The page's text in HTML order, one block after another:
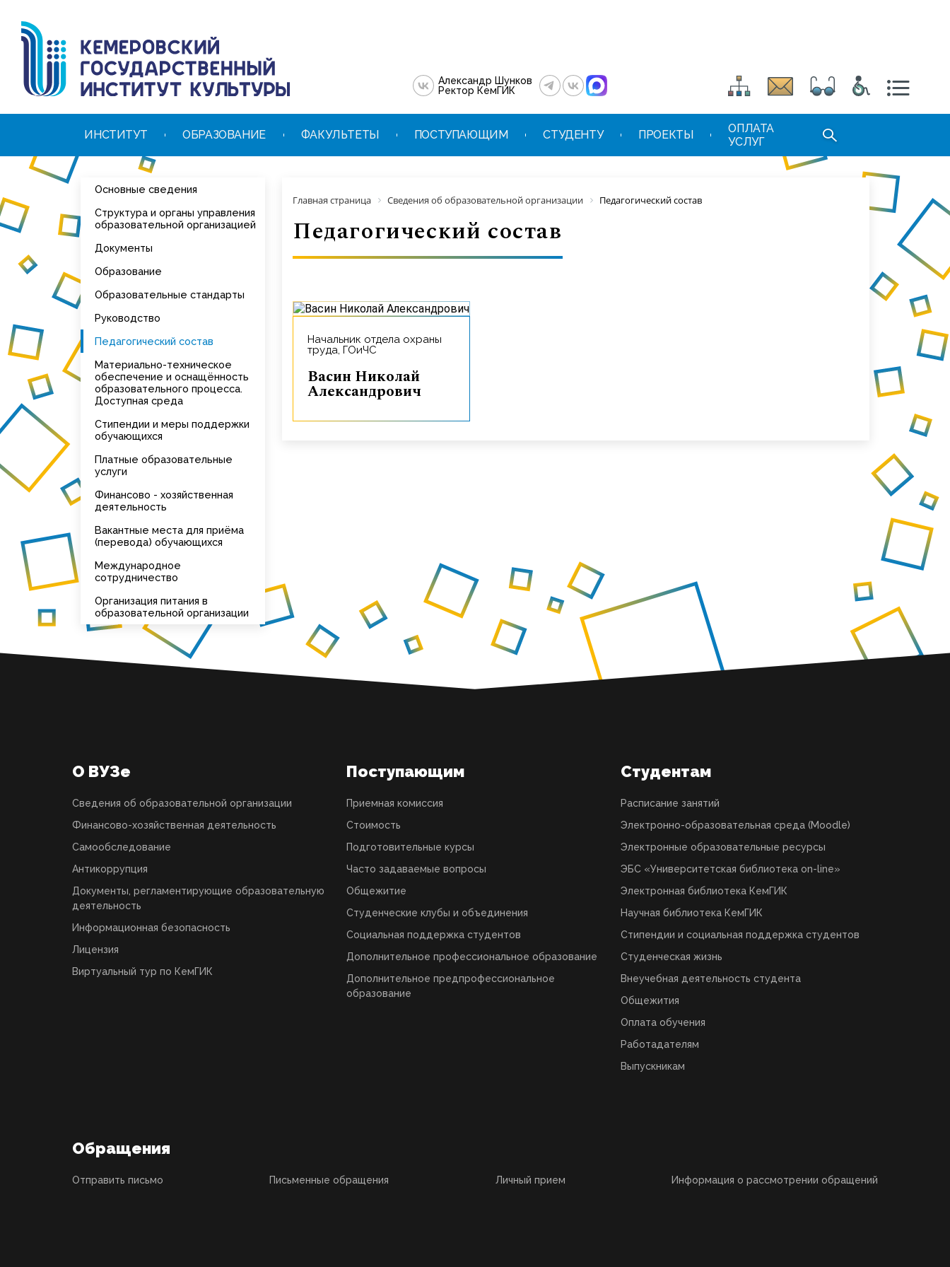
Александр Шунков
Ректор КемГИК
ИНСТИТУТ ОБРАЗОВАНИЕ ФАКУЛЬТЕТЫ ПОСТУПАЮЩИМ СТУДЕНТУ ПРОЕКТЫ
ОПЛАТА
УСЛУГ
Основные сведения
Структура и органы управления
образовательной организацией
Документы
Образование
Образовательные стандарты
Руководство
Педагогический состав
Материально-техническое
обеспечение и оснащённость
образовательного процесса.
Доступная среда
Стипендии и меры поддержки
обучающихся
Платные образовательные
услуги
Финансово - хозяйственная
деятельность
Вакантные места для приёма
(перевода) обучающихся
Международное
сотрудничество
Организация питания в
образовательной организации
Главная страница Сведения об образовательной организации Педагогический состав
Педагогический состав
Начальник отдела охраны
труда, ГОиЧС
Васин Николай
Александрович
О ВУЗе
Сведения об образовательной организации
Финансово-хозяйственная деятельность
Самообследование
Антикоррупция
Документы, регламентирующие образовательную
деятельность
Информационная безопасность
Лицензия
Виртуальный тур по КемГИК
Поступающим
Приемная комиссия
Стоимость
Подготовительные курсы
Часто задаваемые вопросы
Общежитие
Студенческие клубы и объединения
Социальная поддержка студентов
Дополнительное профессиональное образование
Дополнительное предпрофессиональное
образование
Студентам
Расписание занятий
Электронно-образовательная среда (Moodle)
Электронные образовательные ресурсы
ЭБС «Университетская библиотека on-line»
Электронная библиотека КемГИК
Научная библиотека КемГИК
Стипендии и социальная поддержка студентов
Студенческая жизнь
Внеучебная деятельность студента
Общежития
Оплата обучения
Работадателям
Выпускникам
Обращения
Отправить письмо Письменные обращения Личный прием Информация о рассмотрении обращений